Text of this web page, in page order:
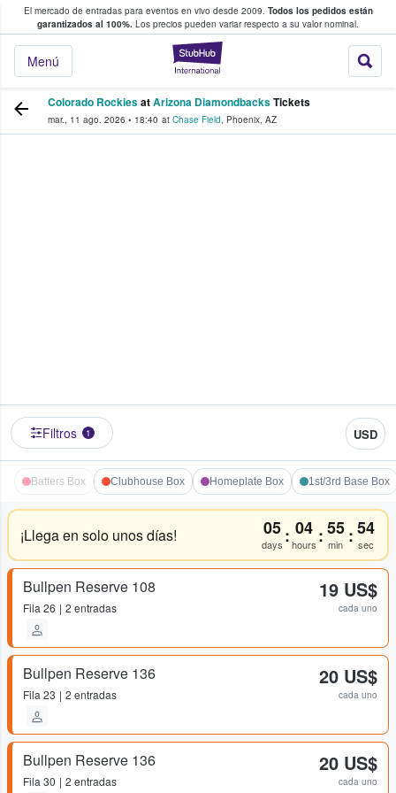
El mercado de entradas para eventos en vivo desde 2009. Todos los pedidos están
garantizados al 100%. Los precios pueden variar respecto a su valor nominal.
StubHub:
Menú
y venta de entradas entre fans
Colorado RockiesatArizona DiamondbacksTickets
mar., 11 ago. 2026 • 18:40 at Chase Field, Phoenix, AZ
Filtros 1 USD
Batters Box Clubhouse Box Homeplate Box 1st/3rd Base Box
¡Llega en solo unos días! 05
days : 04
hours :55
min :54
sec
Bullpen Reserve 108
Fila 26 2 entradas
19 US$
cada uno
Bullpen Reserve 136
Fila 23 2 entradas
20 US$
cada uno
Bullpen Reserve 136
Fila 30 2 entradas
20 US$
cada uno